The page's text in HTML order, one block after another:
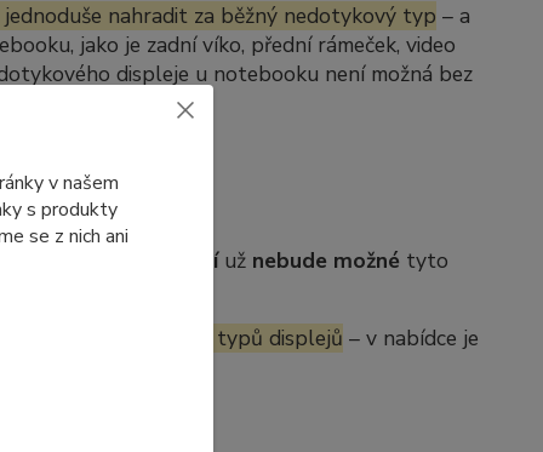
jednoduše nahradit za běžný nedotykový typ – a
jako je zadní víko, přední rámeček, video
displeje u notebooku není možná bez
Po jejich vyprodáníuž nebude možné tyto
se dostupnosti jiných typů displejů – v nabídce je
v našem
s produkty
se z nich ani